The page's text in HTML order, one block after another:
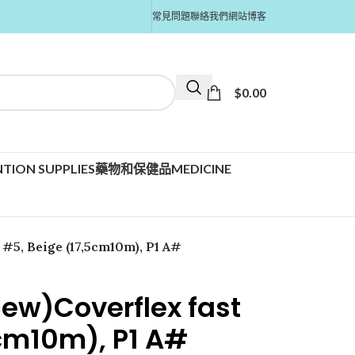
常見問題聯絡我們網站博客
$0.00
SUPPLIES藥物和保健品MEDICINE
Beige (17,5cm10m), P1 A#
fast
P1 A#